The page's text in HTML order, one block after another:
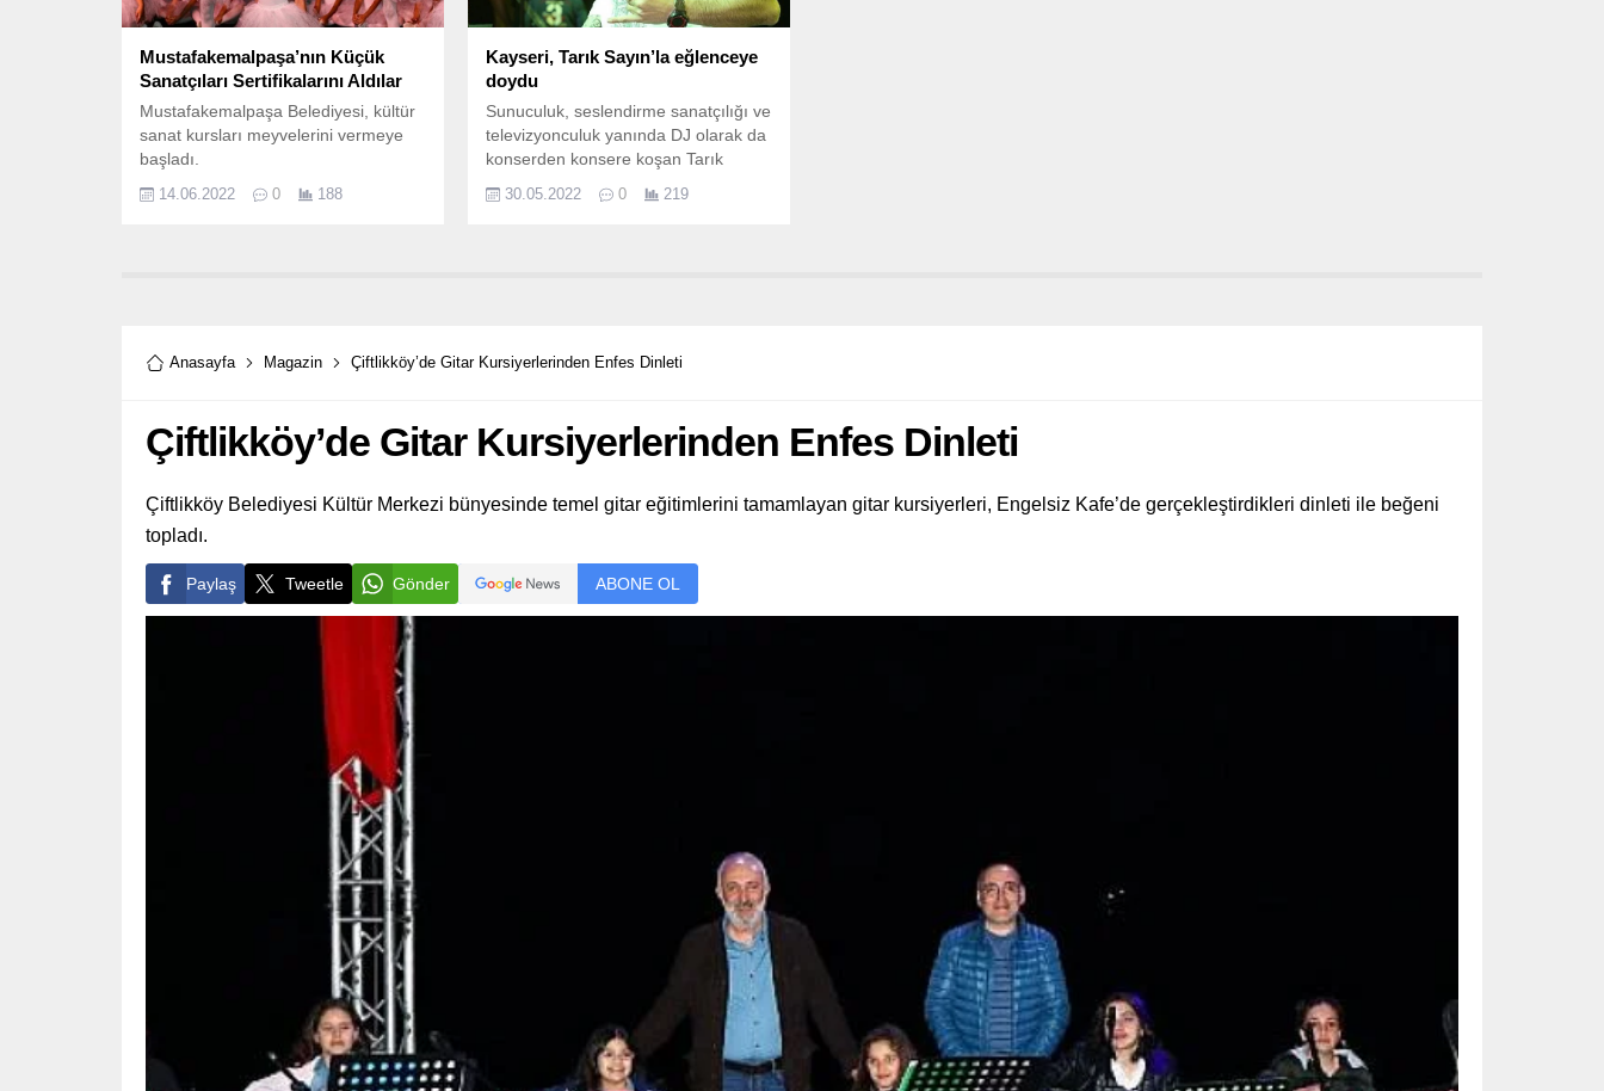
Mustafakemalpaşa’nın Küçük
Sanatçıları Sertifikalarını Aldılar
Mustafakemalpaşa Belediyesi, kültür
sanat kursları meyvelerini vermeye
başladı.
14.06.2022 0 188
Kayseri, Tarık Sayın’la eğlenceye
doydu
Sunuculuk, seslendirme sanatçılığı ve
televizyonculuk yanında DJ olarak da
konserden konsere koşan Tarık
ve muhteşem performanslara imza
30.05.2022 0 219
Anasayfa Magazin Çiftlikköy’de Gitar Kursiyerlerinden Enfes Dinleti
Çiftlikköy’de Gitar Kursiyerlerinden Enfes Dinleti
Çiftlikköy Belediyesi Kültür Merkezi bünyesinde temel gitar eğitimlerini tamamlayan gitar kursiyerleri, Engelsiz Kafe’de gerçekleştirdikleri dinleti ile beğeni
topladı.
Paylaş Tweetle Gönder ABONE OL